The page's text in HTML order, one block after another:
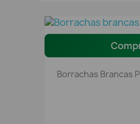
Borrachas Brancas